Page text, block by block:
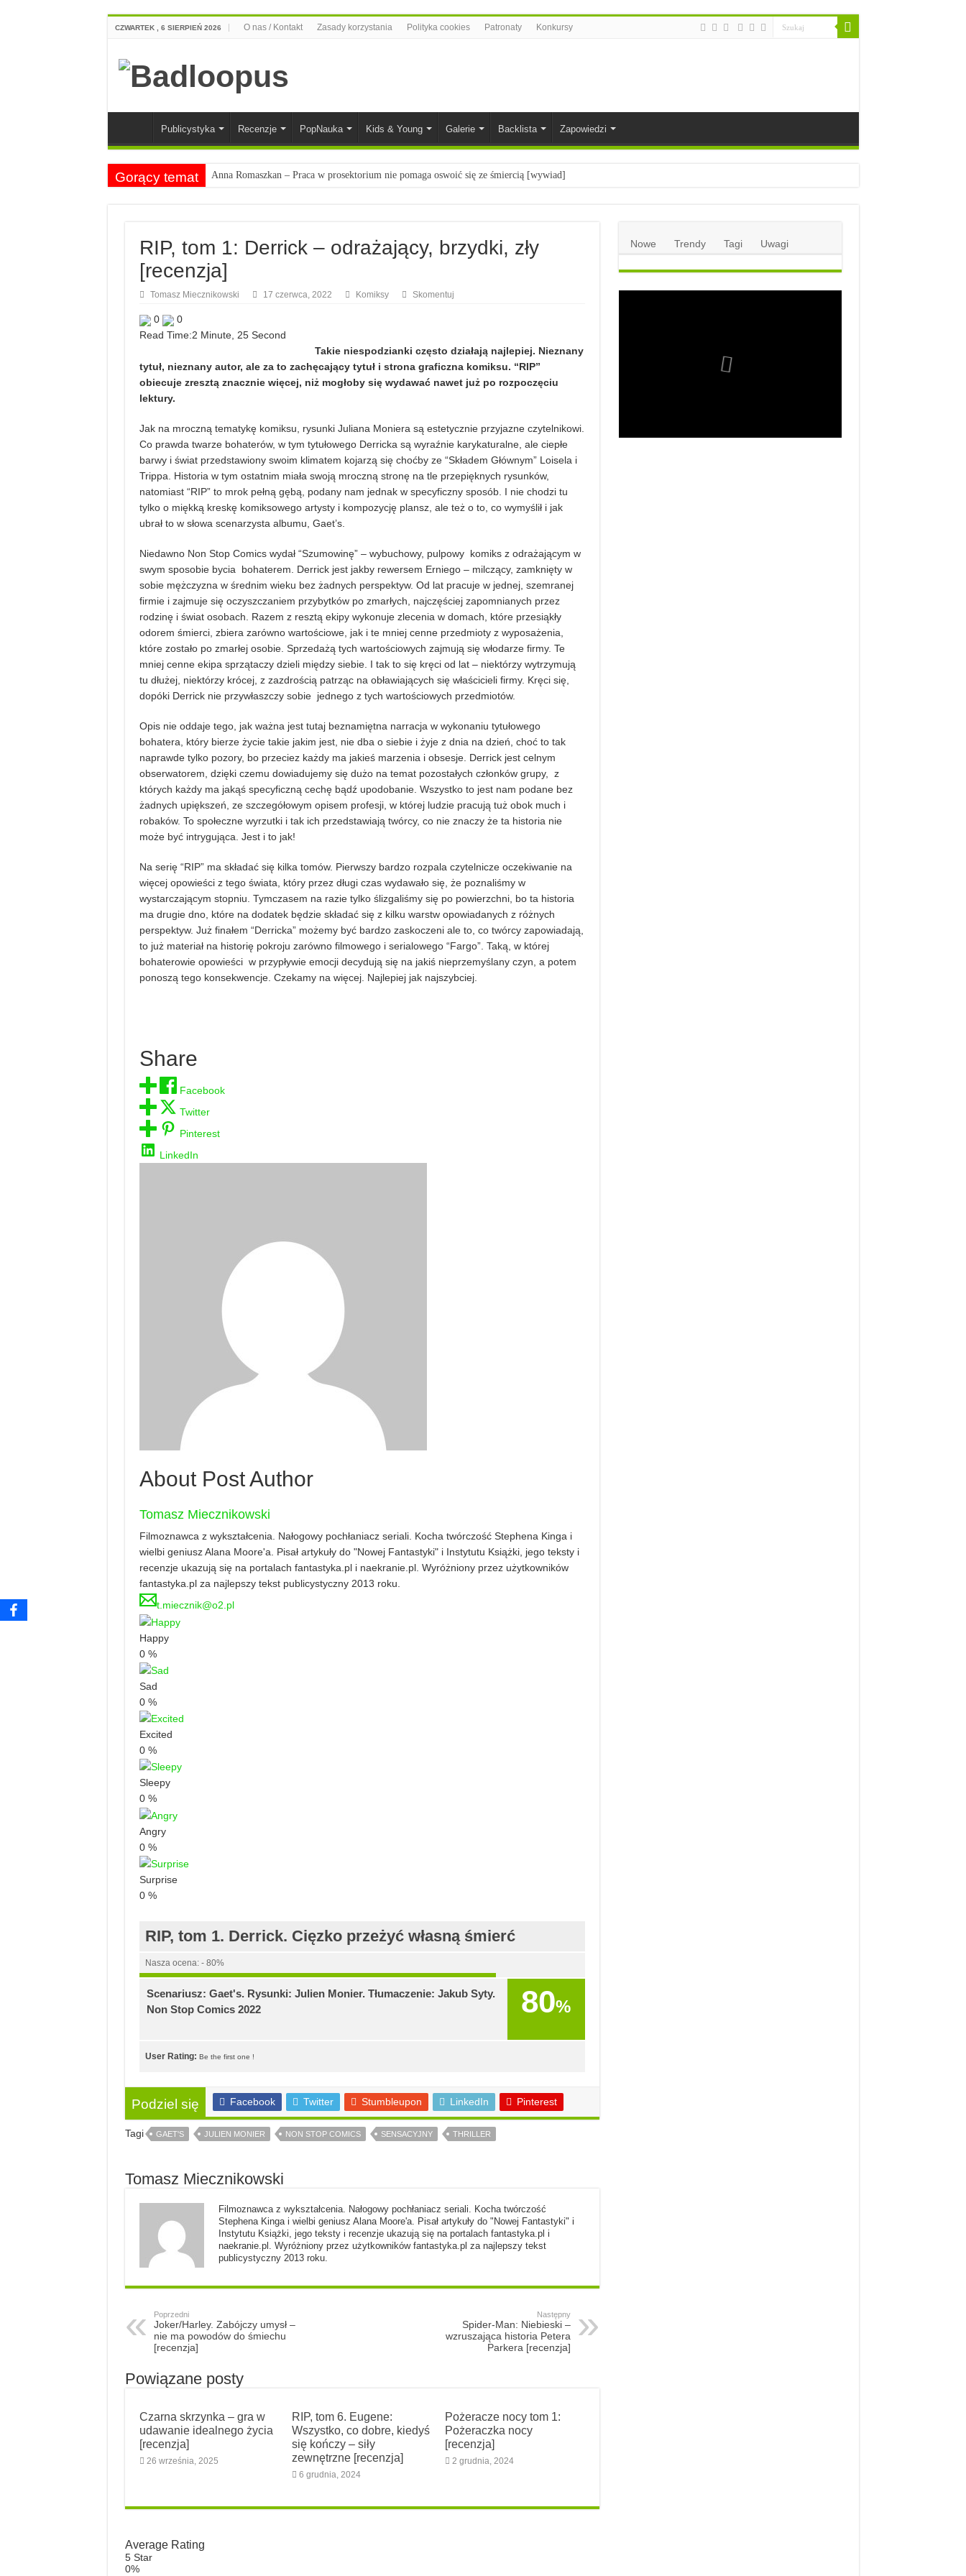
CZWARTEK , 6 SIERPIEŃ 2026 O nas / Kontakt Zasady korzystania Polityka cookies Patronaty Konkursy
Publicystyka Recenzje PopNauka Kids & Young Galerie Backlista Zapowiedzi
Gorący temat Anna Romaszkan – Praca w prosektorium nie pomaga oswoić się ze śmiercią [wywiad]
Najciekawsze zapowiedzi komiksowe na 2023 rok
RIP, tom 1: Derrick – odrażający, brzydki, zły
[recenzja]
Tomasz Miecznikowski 17 czerwca, 2022 Komiksy Skomentuj
0
0
Read Time:2 Minute, 25 Second
Takie niespodzianki często działają najlepiej. Nieznany
tytuł, nieznany autor, ale za to zachęcający tytuł i strona graficzna komiksu. “RIP”
obiecuje zresztą znacznie więcej, niż mogłoby się wydawać nawet już po rozpoczęciu
lektury.
Jak na mroczną tematykę komiksu, rysunki Juliana Moniera są estetycznie przyjazne czytelnikowi.
Co prawda twarze bohaterów, w tym tytułowego Derricka są wyraźnie karykaturalne, ale ciepłe
barwy i świat przedstawiony swoim klimatem kojarzą się choćby ze “Składem Głównym” Loisela i
Trippa. Historia w tym ostatnim miała swoją mroczną stronę na tle przepięknych rysunków,
natomiast “RIP” to mrok pełną gębą, podany nam jednak w specyficzny sposób. I nie chodzi tu
tylko o miękką kreskę komiksowego artysty i kompozycję plansz, ale też o to, co wymyślił i jak
ubrał to w słowa scenarzysta albumu, Gaet’s.
Niedawno Non Stop Comics wydał “Szumowinę” – wybuchowy, pulpowy komiks z odrażającym w
swym sposobie bycia bohaterem. Derrick jest jakby rewersem Erniego – milczący, zamknięty w
sobie mężczyzna w średnim wieku bez żadnych perspektyw. Od lat pracuje w jednej, szemranej
firmie i zajmuje się oczyszczaniem przybytków po zmarłych, najczęściej zapomnianych przez
rodzinę i świat osobach. Razem z resztą ekipy wykonuje zlecenia w domach, które przesiąkły
odorem śmierci, zbiera zarówno wartościowe, jak i te mniej cenne przedmioty z wyposażenia,
które zostało po zmarłej osobie. Sprzedażą tych wartościowych zajmują się włodarze firmy. Te
mniej cenne ekipa sprzątaczy dzieli między siebie. I tak to się kręci od lat – niektórzy wytrzymują
tu dłużej, niektórzy krócej, z zazdrością patrząc na obławiających się właścicieli firmy. Kręci się,
dopóki Derrick nie przywłaszczy sobie jednego z tych wartościowych przedmiotów.
Opis nie oddaje tego, jak ważna jest tutaj beznamiętna narracja w wykonaniu tytułowego
bohatera, który bierze życie takie jakim jest, nie dba o siebie i żyje z dnia na dzień, choć to tak
naprawde tylko pozory, bo przeciez każdy ma jakieś marzenia i obsesje. Derrick jest celnym
obserwatorem, dzięki czemu dowiadujemy się dużo na temat pozostałych członków grupy, z
których każdy ma jakąś specyficzną cechę bądź upodobanie. Wszystko to jest nam podane bez
żadnych upiększeń, ze szczegółowym opisem profesji, w której ludzie pracują tuż obok much i
robaków. To społeczne wyrzutki i tak ich przedstawiają twórcy, co nie znaczy że ta historia nie
może być intrygująca. Jest i to jak!
Na serię “RIP” ma składać się kilka tomów. Pierwszy bardzo rozpala czytelnicze oczekiwanie na
więcej opowieści z tego świata, który przez długi czas wydawało się, że poznaliśmy w
wystarczającym stopniu. Tymczasem na razie tylko ślizgaliśmy się po powierzchni, bo ta historia
ma drugie dno, które na dodatek będzie składać się z kilku warstw opowiadanych z różnych
perspektyw. Już finałem “Derricka” możemy być bardzo zaskoczeni ale to, co twórcy zapowiadają,
to już materiał na historię pokroju zarówno filmowego i serialowego “Fargo”. Taką, w której
bohaterowie opowieści w przypływie emocji decydują się na jakiś nieprzemyślany czyn, a potem
ponoszą tego konsekwencje. Czekamy na więcej. Najlepiej jak najszybciej.
Share
Facebook
Twitter
Pinterest
LinkedIn
About Post Author
Tomasz Miecznikowski
Filmoznawca z wykształcenia. Nałogowy pochłaniacz seriali. Kocha twórczość Stephena Kinga i
wielbi geniusz Alana Moore'a. Pisał artykuły do "Nowej Fantastyki" i Instytutu Książki, jego teksty i
recenzje ukazują się na portalach fantastyka.pl i naekranie.pl. Wyróżniony przez użytkowników
fantastyka.pl za najlepszy tekst publicystyczny 2013 roku.
t.miecznik@o2.pl
Happy
0%
Sad
0%
Excited
0%
Sleepy
0%
Angry
0%
Surprise
0%
RIP, tom 1. Derrick. Cięzko przeżyć własną śmierć
Nasza ocena: - 80%
80%
Scenariusz: Gaet's. Rysunki: Julien Monier. Tłumaczenie: Jakub Syty.
Non Stop Comics 2022
User Rating: Be the first one !
Podziel się Facebook Twitter Stumbleupon LinkedIn Pinterest
Tagi GAET'S JULIEN MONIER NON STOP COMICS SENSACYJNY THRILLER
Tomasz Miecznikowski
Filmoznawca z wykształcenia. Nałogowy pochłaniacz seriali. Kocha twórczość
Stephena Kinga i wielbi geniusz Alana Moore'a. Pisał artykuły do "Nowej Fantastyki" i
Instytutu Książki, jego teksty i recenzje ukazują się na portalach fantastyka.pl i
naekranie.pl. Wyróżniony przez użytkowników fantastyka.pl za najlepszy tekst
publicystyczny 2013 roku.
Poprzedni
Joker/Harley. Zabójczy umysł –
nie ma powodów do śmiechu
[recenzja]
Następny
Spider-Man: Niebieski –
wzruszająca historia Petera
Parkera [recenzja]
Powiązane posty
Czarna skrzynka – gra w
udawanie idealnego życia
[recenzja]
26 września, 2025
RIP, tom 6. Eugene:
Wszystko, co dobre, kiedyś
się kończy – siły
zewnętrzne [recenzja]
6 grudnia, 2024
Pożeracze nocy tom 1:
Pożeraczka nocy
[recenzja]
2 grudnia, 2024
Average Rating
5 Star
0%
Nowe Trendy Tagi Uwagi